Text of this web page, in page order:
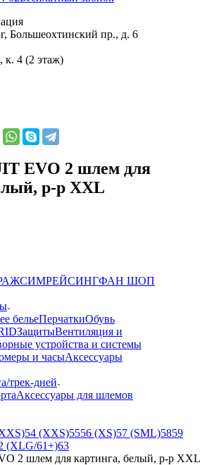
Большеохтинский пр., д. 6
к. 4 (2 этаж)
EVO 2 шлем для
р-р XXL
СИМРЕЙСИНГФАН ШОП
бельеПерчаткиОбувь
ЗащитыВентиляция и
устройства и системы
и часыАксессуары
трек-дней
Аксессуары для шлемов
54 (XXS)5556 (XS)57 (SML)5859
(XLG/61+)63
2 шлем для картинга, белый, р-р XXL